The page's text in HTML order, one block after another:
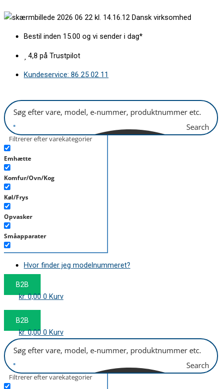
til
Dansk virksomhed
Bestil inden 15.00 og vi sender i dag*
4,8 på Trustpilot
Kundeservice: 86 25 02 11
Search
Filtrerer efter varekategorier
Emhætte
Komfur/Ovn/Kog
Køl/Frys
Opvasker
Småapparater
Støvsuger
Tørretumbler
Tilbehør/Plejemidler
Hvor finder jeg modelnummeret?
B2B
kr.0,00 0 Kurv
B2B
kr.0,00 0 Kurv
Search
Filtrerer efter varekategorier
for